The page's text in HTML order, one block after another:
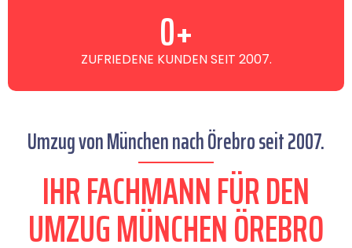
ZUFRIEDENE KUNDEN SEIT 2007.
0+
Umzug von München nach Örebro seit 2007.
IHR FACHMANN FÜR DEN
UMZUG MÜNCHEN ÖREBRO